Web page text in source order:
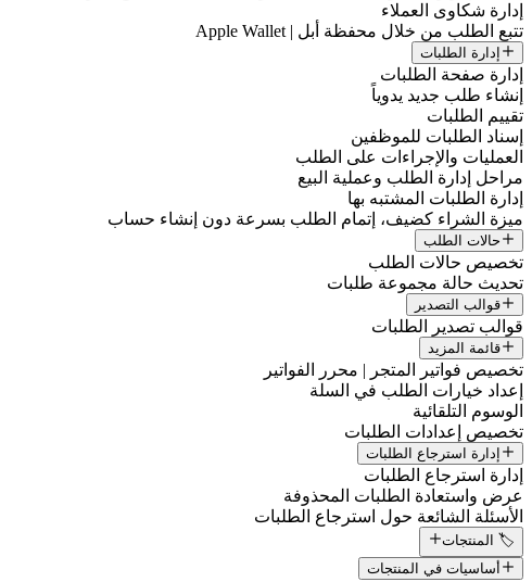
إدارة شكاوى العملاء
تتبع الطلب من خلال محفظة أبل | Apple Wallet
إدارة الطلبات
إدارة صفحة الطلبات
إنشاء طلب جديد يدوياً
تقييم الطلبات
إسناد الطلبات للموظفين
العمليات والإجراءات على الطلب
مراحل إدارة الطلب وعملية البيع
إدارة الطلبات المشتبه بها
ميزة الشراء كضيف، إتمام الطلب بسرعة دون إنشاء حساب
حالات الطلب
تخصيص حالات الطلب
تحديث حالة مجموعة طلبات
قوالب التصدير
قوالب تصدير الطلبات
قائمة المزيد
تخصيص فواتير المتجر | محرر الفواتير
إعداد خيارات الطلب في السلة
الوسوم التلقائية
تخصيص إعدادات الطلبات
إدارة استرجاع الطلبات
إدارة استرجاع الطلبات
عرض واستعادة الطلبات المحذوفة
الأسئلة الشائعة حول استرجاع الطلبات
🏷️ المنتجات
أساسيات في المنتجات